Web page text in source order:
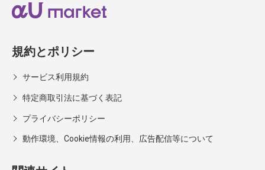
規約とポリシー
サービス利用規約
特定商取引法に基づく表記
プライバシーポリシー
動作環境、Cookie情報の利用、広告配信等について